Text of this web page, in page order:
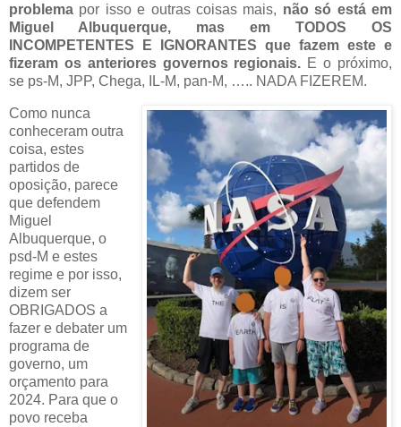
problema por isso e outras coisas mais, não só está em
Miguel Albuquerque, mas em TODOS OS
INCOMPETENTES E IGNORANTES que fazem este e
fizeram os anteriores governos regionais. E o próximo,
se ps-M, JPP, Chega, IL-M, pan-M, ….. NADA FIZEREM.
Como nunca
conheceram outra
coisa, estes
partidos de
oposição, parece
que defendem
Miguel
Albuquerque, o
psd-M e estes
regime e por isso,
dizem ser
OBRIGADOS a
fazer e debater um
programa de
governo, um
orçamento para
2024. Para que o
povo receba